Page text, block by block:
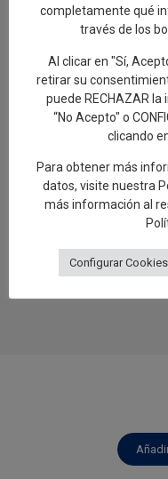
hacen
Talavera
Éxito de
de las
Artesanía
talaverana
completamente qué
través de los
Al clicar en "Sí,
retirar su
puede RECHAZAR
“No Acepto" o
clicando
Para obtener más
datos, visite nuestra
más información al
Configurar Cookies